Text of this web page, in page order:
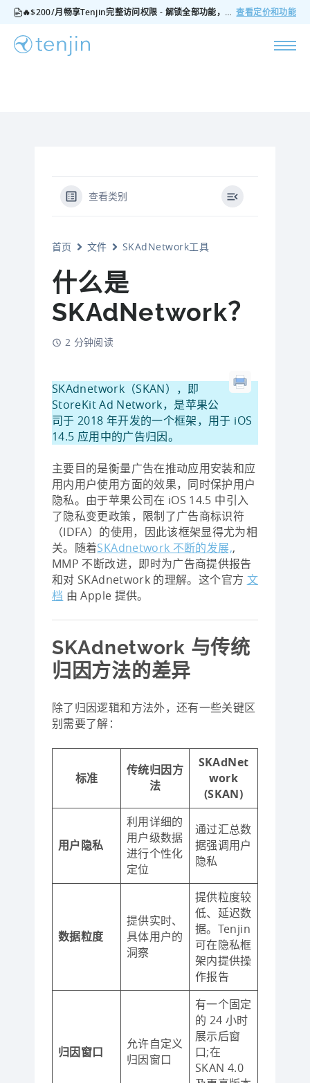
🔥$200/月畅享Tenjin完整访问权限 - 解锁全部功能，无隐藏费用，随时可取消 查看定价和功能
查看类别
首页 文件 SKAdNetwork工具
什么是
SKAdNetwork？
2 分钟阅读
SKAdnetwork（SKAN），即
StoreKit Ad Network，是苹果公
司于 2018 年开发的一个框架，用于 iOS
14.5 应用中的广告归因。
主要目的是衡量广告在推动应用安装和应
用内用户使用方面的效果，同时保护用户
隐私。由于苹果公司在 iOS 14.5 中引入
了隐私变更政策，限制了广告商标识符
（IDFA）的使用，因此该框架显得尤为相
关。随着SKAdnetwork 不断的发展,,
MMP 不断改进，即时为广告商提供报告
和对 SKAdnetwork 的理解。这个官方 文
档 由 Apple 提供。
SKAdnetwork 与传统
归因方法的差异
除了归因逻辑和方法外，还有一些关键区
别需要了解：
标准
传统归因方
法
SKAdNet
work
(SKAN)
用户隐私
利用详细的
用户级数据
进行个性化
定位
通过汇总数
据强调用户
隐私
数据粒度
提供实时、
具体用户的
洞察
提供粒度较
低、延迟数
据。Tenjin
可在隐私框
架内提供操
作报告
归因窗口
允许自定义
归因窗口
有一个固定
的 24 小时
展示后窗
口;在
SKAN 4.0